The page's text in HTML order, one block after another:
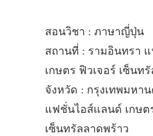
สอนวิชา : ภาษาญี่ปุ่น
สถานที่ : รามอินทรา
เกษตร ฟิวเจอร์ เซ็นท
จังหวัด : กรุงเทพมหา
แฟชั่นไอส์แลนด์ เกษต
เซ็นทรัลลาดพร้าว